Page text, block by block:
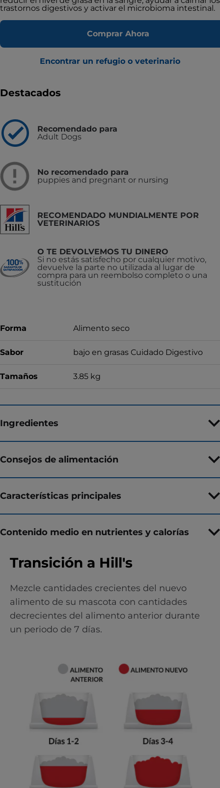
trastornos digestivos y activar el microbioma intestinal.
Comprar Ahora
Encontrar un refugio o veterinario
Destacados
Recomendado para
Adult Dogs
No recomendado para
puppies and pregnant or nursing
RECOMENDADO MUNDIALMENTE POR
VETERINARIOS
O TE DEVOLVEMOS TU DINERO
Si no estás satisfecho por cualquier motivo,
devuelve la parte no utilizada al lugar de
compra para un reembolso completo o una
sustitución
Forma Alimento seco
Sabor bajo en grasas Cuidado Digestivo
Tamaños 3.85 kg
Ingredientes
Consejos de alimentación
Características principales
Contenido medio en nutrientes y calorías
Transición a Hill's
Mezcle cantidades crecientes del nuevo
alimento de su mascota con cantidades
decrecientes del alimento anterior durante
un periodo de 7 días.